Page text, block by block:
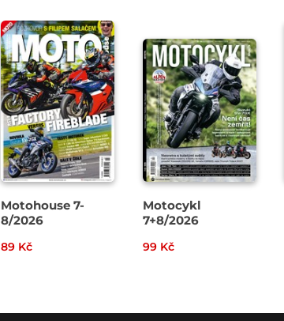
Motohouse 7-
8/2026
89 Kč
Motocykl
7+8/2026
99 Kč